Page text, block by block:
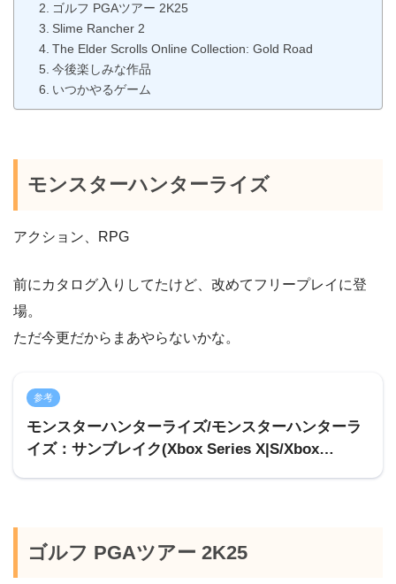
ゴルフ PGAツアー 2K25
Slime Rancher 2
The Elder Scrolls Online Collection: Gold Road
今後楽しみな作品
いつかやるゲーム
モンスターハンターライズ
アクション、RPG
前にカタログ入りしてたけど、改めてフリープレイに登
場。
ただ今更だからまあやらないかな。
参考
モンスターハンターライズ/モンスターハンターラ
イズ：サンブレイク(Xbox Series X|S/Xbox
ゴルフ PGAツアー 2K25